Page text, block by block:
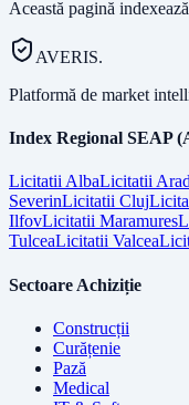
Această pagină
AVERIS.
Platformă de market
Index Regional SEAP
LicitatiiAlbaLicitatii
SeverinLicitatii Cluj
IlfovLicitatii Maramures
TulceaLicitatii Valcea
Sectoare Achiziție
Construcții
Curățenie
Pază
Medical